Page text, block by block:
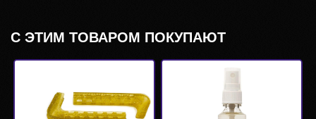
С ЭТИМ ТОВАРОМ ПОКУПАЮТ